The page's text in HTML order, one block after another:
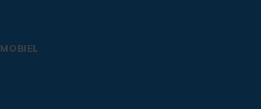
MOBIEL